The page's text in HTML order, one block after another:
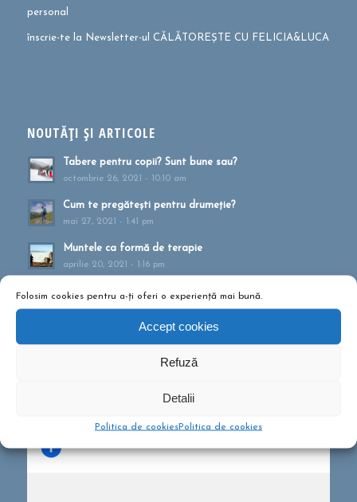
Folosim cookies pentru a-ți oferi o experiență mai bună.
Accept cookies
Refuză
Detalii
Politica de cookiesPolitica de cookies
personal
înscrie-te la Newsletter-ul CĂLĂTOREȘTE CU FELICIA&LUCA
NOUTĂȚI ȘI ARTICOLE
Tabere pentru copii? Sunt bune sau?
octombrie 26, 2021 - 10:10 am
Cum te pregătești pentru drumeție?
mai 27, 2021 - 1:41 pm
Muntele ca formă de terapie
aprilie 20, 2021 - 1:16 pm
Drumeții montane pentru familii!
februarie 13, 2020 - 5:21 pm
Ce să conțină rucsacul într-o drumeție de o zi?